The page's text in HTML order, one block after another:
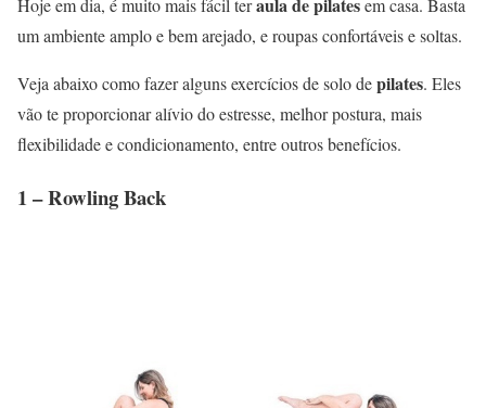
Hoje em dia, é muito mais fácil teraula de pilatesem casa. Basta
um ambiente amplo e bem arejado, e roupas confortáveis ​​e soltas.
Veja abaixo como fazer alguns exercícios de solo depilates. Eles
vão te proporcionar alívio do estresse, melhor postura, mais
flexibilidade e condicionamento, entre outros benefícios.
1 – Rowling Back